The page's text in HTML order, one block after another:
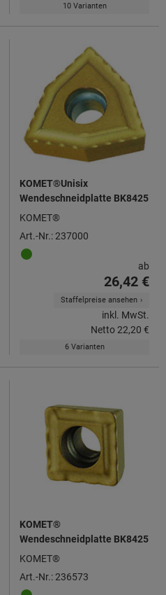
10 Varianten
KOMET®Unisix
Wendeschneidplatte BK8425
KOMET®
Art.-Nr.: 237000
ab
26,42 €
Staffelpreise ansehen
inkl. MwSt.
Netto22,20 €
6 Varianten
KOMET®
Wendeschneidplatte BK8425
KOMET®
Art.-Nr.: 236573